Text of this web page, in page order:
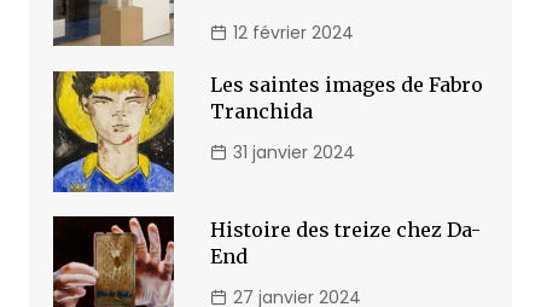
12 février 2024
Les saintes images de Fabro
Tranchida
31 janvier 2024
Histoire des treize chez Da-
End
27 janvier 2024